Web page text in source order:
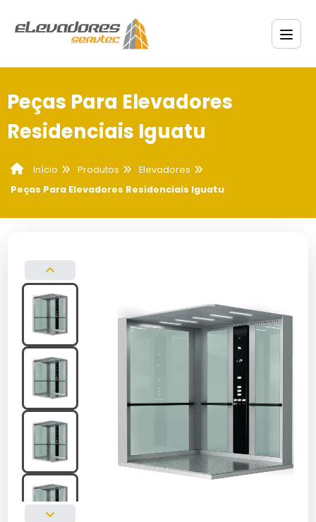
Peças Para Elevadores
Residenciais Iguatu
Início Produtos
Elevadores
Peças Para Elevadores Residenciais Iguatu